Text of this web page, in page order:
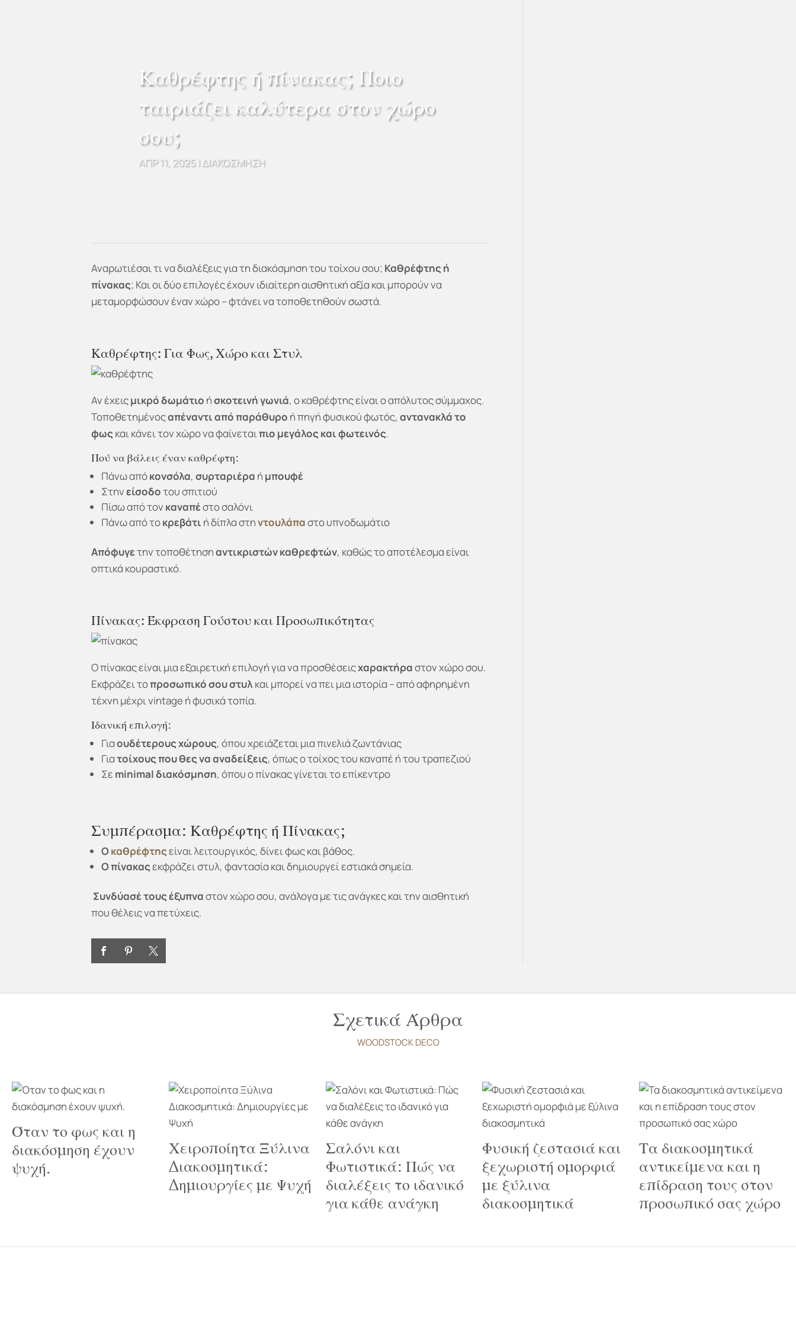
Καθρέφτης ή πίνακας; Ποιο
ταιριάζει καλύτερα στον χώρο
σου;
ΑΠΡ 11, 2025| ΔΙΑΚΌΣΜΗΣΗ
Αναρωτιέσαι τι να διαλέξεις για τη διακόσμηση του τοίχου σου; Καθρέφτης ή
πίνακας; Και οι δύο επιλογές έχουν ιδιαίτερη αισθητική αξία και μπορούν να
μεταμορφώσουν έναν χώρο – φτάνει να τοποθετηθούν σωστά.
Καθρέφτης: Για Φως, Χώρο και Στυλ
Αν έχειςμικρό δωμάτιο ήσκοτεινή γωνιά, ο καθρέφτης είναι ο απόλυτος σύμμαχος.
Τοποθετημένοςαπέναντι από παράθυρο ή πηγή φυσικού φωτός,αντανακλά το
φως και κάνει τον χώρο να φαίνεταιπιο μεγάλος και φωτεινός.
Πού να βάλεις έναν καθρέφτη:
Πάνω απόκονσόλα,συρταριέρα ή μπουφέ
Στηνείσοδοτου σπιτιού
Πίσω από τον καναπέστο σαλόνι
Πάνω από τοκρεβάτι ή δίπλα στηντουλάπαστο υπνοδωμάτιο
Απόφυγετην τοποθέτησηαντικριστών καθρεφτών, καθώς το αποτέλεσμα είναι
οπτικά κουραστικό.
Πίνακας: Έκφραση Γούστου και Προσωπικότητας
Ο πίνακας είναι μια εξαιρετική επιλογή για να προσθέσειςχαρακτήραστον χώρο σου.
Εκφράζει τοπροσωπικό σου στυλκαι μπορεί να πει μια ιστορία – από αφηρημένη
τέχνη μέχρι vintage ή φυσικά τοπία.
Ιδανική επιλογή:
Γιαουδέτερους χώρους, όπου χρειάζεται μια πινελιά ζωντάνιας
Γιατοίχους που θες να αναδείξεις, όπως ο τοίχος του καναπέ ή του τραπεζιού
Σε minimal διακόσμηση, όπου ο πίνακας γίνεται το επίκεντρο
Συμπέρασμα: Καθρέφτης ή Πίνακας;
Οκαθρέφτηςείναι λειτουργικός, δίνει φως και βάθος.
Ο πίνακαςεκφράζει στυλ, φαντασία και δημιουργεί εστιακά σημεία.
Συνδύασέ τους έξυπναστον χώρο σου, ανάλογα με τις ανάγκες και την αισθητική
που θέλεις να πετύχεις.
Σχετικά Άρθρα
WOODSTOCK DECO
Όταν το φως και η
διακόσμηση έχουν
ψυχή.
Χειροποίητα Ξύλινα
Διακοσμητικά:
Δημιουργίες με Ψυχή
Σαλόνι και
Φωτιστικά: Πώς να
διαλέξεις το ιδανικό
για κάθε ανάγκη
Φυσική ζεστασιά και
ξεχωριστή ομορφιά
με ξύλινα
διακοσμητικά
Τα διακοσμητικά
αντικείμενα και η
επίδραση τους στον
προσωπικό σας χώρο